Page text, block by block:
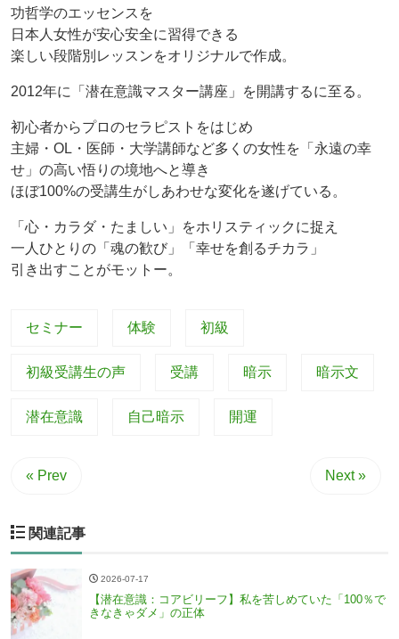
功哲学のエッセンスを
日本人女性が安心安全に習得できる
楽しい段階別レッスンをオリジナルで作成。
2012年に「潜在意識マスター講座」を開講するに至る。
初心者からプロのセラピストをはじめ
主婦・OL・医師・大学講師など多くの女性を「永遠の幸
せ」の高い悟りの境地へと導き
ほぼ100%の受講生がしあわせな変化を遂げている。
「心・カラダ・たましい」をホリスティックに捉え
一人ひとりの「魂の歓び」「幸せを創るチカラ」
引き出すことがモットー。
セミナー 体験 初級
初級受講生の声 受講 暗示 暗示文
潜在意識 自己暗示 開運
« Prev Next »
関連記事
2026-07-17
【潜在意識：コアビリーフ】私を苦しめていた「100％で
きなきゃダメ」の正体